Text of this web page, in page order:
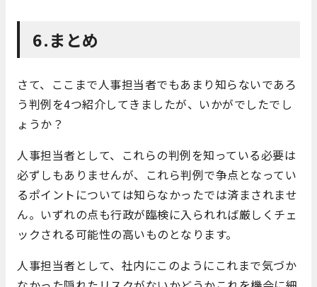
6.まとめ
さて、ここまで人事担当者でもあまり知らないであろ
う判例を4つ紹介してきましたが、いかがでしたでし
ょうか？
人事担当者として、これらの判例を知っている必要は
必ずしもありませんが、これら判例で争点となってい
るポイントについては知らなかったでは済まされませ
ん。いずれの点も行政が臨検に入られれば厳しくチェ
ックされる可能性の高いものとなります。
人事担当者として、社内にこのようにこれまで気づか